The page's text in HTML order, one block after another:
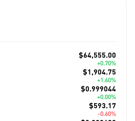
$64,555.00
+0.70%
$1,904.75
+1.60%
$0.999044
+0.00%
$593.17
-0.60%